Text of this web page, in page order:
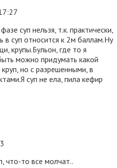
суп нельзя, т.к. практически,
суп относится к 2м баллам.Ну
крупы.Бульон, где то я
можно придумать какой
но с разрешенными, в
суп не ела, пила кефир
что-то все молчат..